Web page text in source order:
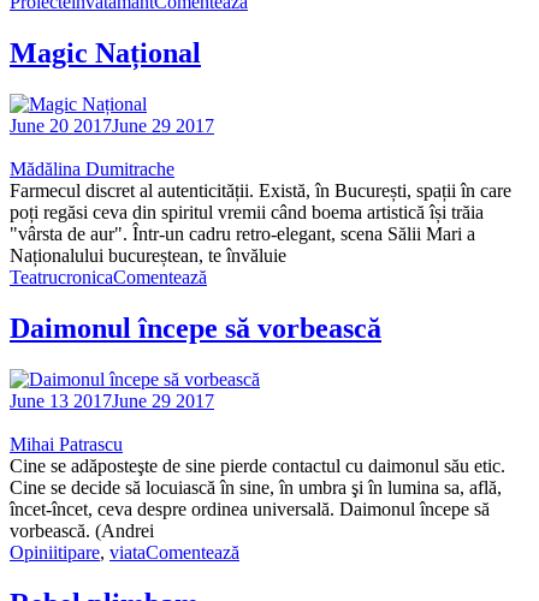
Magic Național
June 20 2017June 29 2017
Mădălina Dumitrache
Farmecul discret al autenticității. Există, în București, spații în care
poți regăsi ceva din spiritul vremii când boema artistică își trăia
"vârsta de aur". Într-un cadru retro-elegant, scena Sălii Mari a
Naționalului bucureștean, te învăluie
TeatrucronicaComentează
Daimonul începe să vorbească
June 13 2017June 29 2017
Mihai Patrascu
Cine se adăposteşte de sine pierde contactul cu daimonul său etic.
Cine se decide să locuiască în sine, în umbra şi în lumina sa, află,
încet-încet, ceva despre ordinea universală. Daimonul începe să
vorbească. (Andrei
Opiniitipare, viataComentează